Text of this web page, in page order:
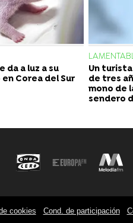
da a luz a su
Corea del Sur
Un
de tres
mono de
sendero
cookies Cond. de participación